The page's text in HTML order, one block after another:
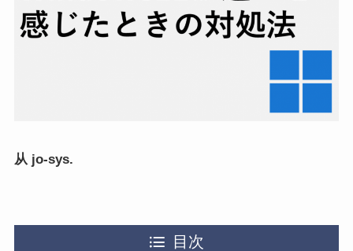
从 jo-sys.
目次